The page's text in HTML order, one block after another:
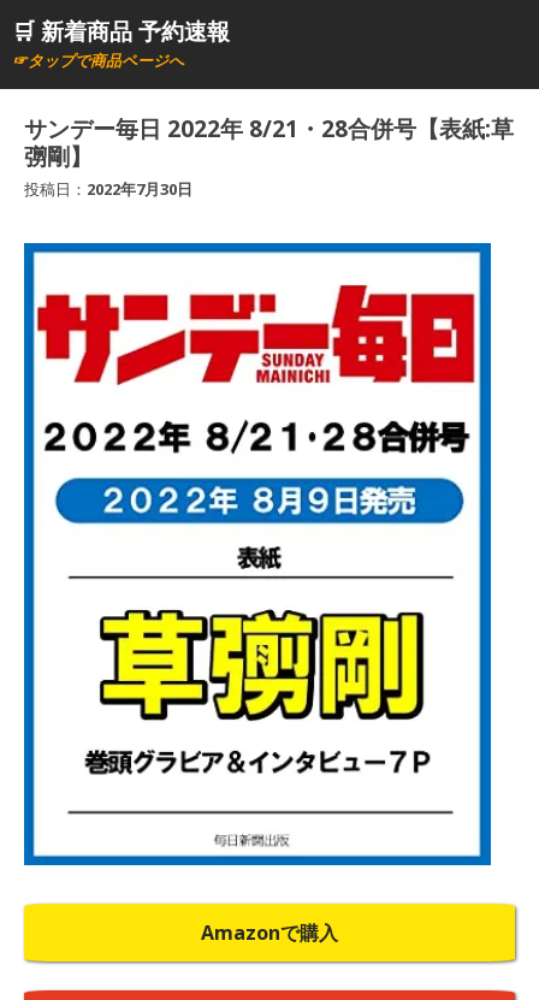
ン🛒 新着商品 予約速報
☞タップで商品ページへ
サンデー毎日 2022年 8/21・28合併号【表紙:草
彅剛】
投稿日： 2022年7月30日
Amazonで購入